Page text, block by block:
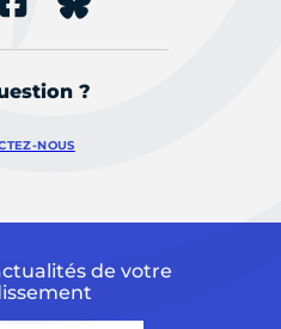
?
NOUS
de votre